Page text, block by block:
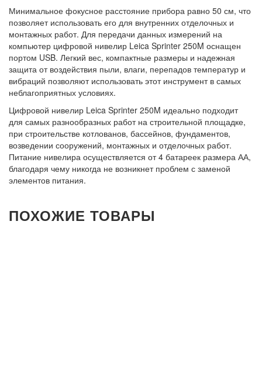
Минимальное фокусное расстояние прибора равно 50 см, что
позволяет использовать его для внутренних отделочных и
монтажных работ. Для передачи данных измерений на
компьютер цифровой нивелир Leica Sprinter 250M оснащен
портом USB. Легкий вес, компактные размеры и надежная
защита от воздействия пыли, влаги, перепадов температур и
вибраций позволяют использовать этот инструмент в самых
неблагоприятных условиях.
Цифровой нивелир Leica Sprinter 250M идеально подходит
для самых разнообразных работ на строительной площадке,
при строительстве котлованов, бассейнов, фундаментов,
возведении сооружений, монтажных и отделочных работ.
Питание нивелира осуществляется от 4 батареек размера АА,
благодаря чему никогда не возникнет проблем с заменой
элементов питания.
ПОХОЖИЕ ТОВАРЫ